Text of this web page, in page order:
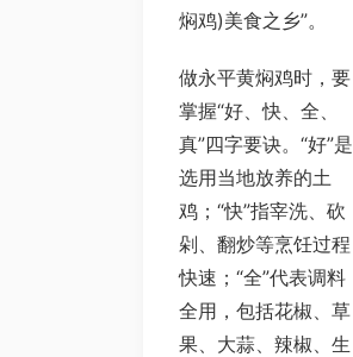
焖鸡)美食之乡”。
做永平黄焖鸡时，要
掌握“好、快、全、
真”四字要诀。“好”是
选用当地放养的土
鸡；“快”指宰洗、砍
剁、翻炒等烹饪过程
快速；“全”代表调料
全用，包括花椒、草
果、大蒜、辣椒、生